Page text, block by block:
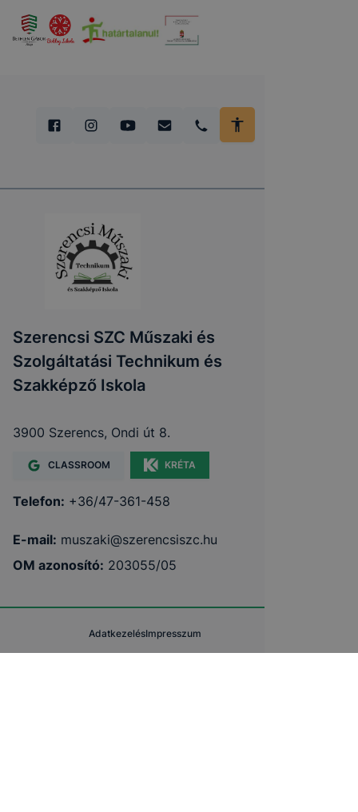
Szerencsi SZC Műszaki és
Szolgáltatási Technikum és
Szakképző Iskola
3900 Szerencs, Ondi út 8.
CLASSROOM KRÉTA
Telefon: +36/47-361-458
E-mail: muszaki@szerencsiszc.hu
OM azonosító: 203055/05
AdatkezelésImpresszum